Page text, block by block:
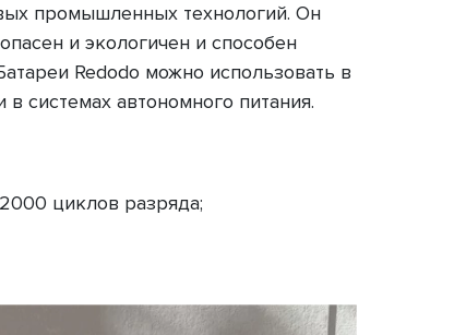
промышленных технологий. Он
и экологичен и способен
Redodo можно использовать в
системах автономного питания.
циклов разряда;